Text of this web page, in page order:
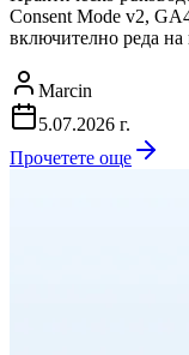
Consent Mode v2,
включително реда на
Marcin
5.07.2026 г.
Прочетете още